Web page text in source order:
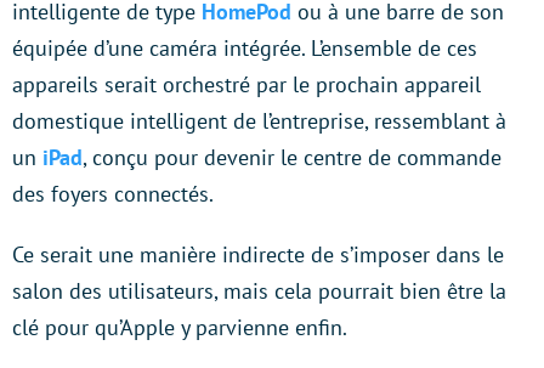
intelligente de type HomePod ou à une barre de son
équipée d’une caméra intégrée. L’ensemble de ces
appareils serait orchestré par le prochain appareil
domestique intelligent de l’entreprise, ressemblant à
un iPad, conçu pour devenir le centre de commande
des foyers connectés.
Ce serait une manière indirecte de s’imposer dans le
salon des utilisateurs, mais cela pourrait bien être la
clé pour qu’Apple y parvienne enfin.